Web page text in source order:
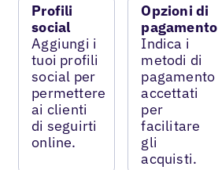
Profili
social
Aggiungi i
tuoi profili
social per
permettere
ai clienti
di seguirti
online.
Opzioni di
pagamento
Indica i
metodi di
pagamento
accettati
per
facilitare
gli
acquisti.